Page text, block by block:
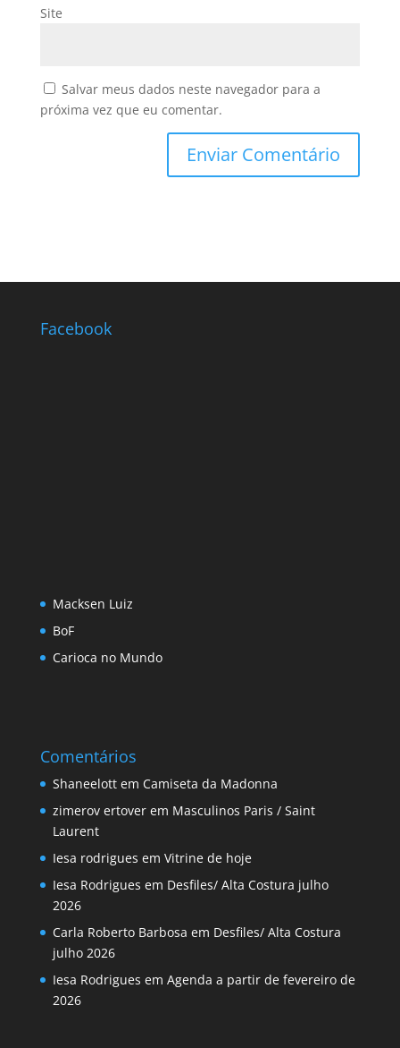
Site
Salvar meus dados neste navegador para a
próxima vez que eu comentar.
Facebook
Macksen Luiz
BoF
Carioca no Mundo
Comentários
Shaneelottem Camiseta da Madonna
zimerov ertoverem Masculinos Paris / Saint
Laurent
Iesa rodrigues em Vitrine de hoje
Iesa Rodrigues em Desfiles/ Alta Costura julho
2026
Carla Roberto Barbosa em Desfiles/ Alta Costura
julho 2026
Iesa Rodrigues em Agenda a partir de fevereiro de
2026